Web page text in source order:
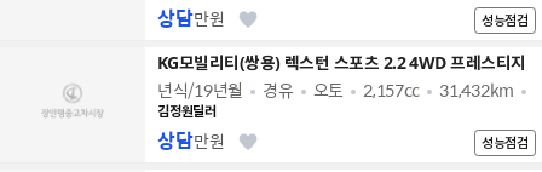
성능점검
상담만원
KG모빌리티(쌍용) 렉스턴 스포츠 2.2 4WD 프레스티지
년식/19년월 경유 오토 2,157cc 31,432km
김정원딜러
성능점검
상담만원